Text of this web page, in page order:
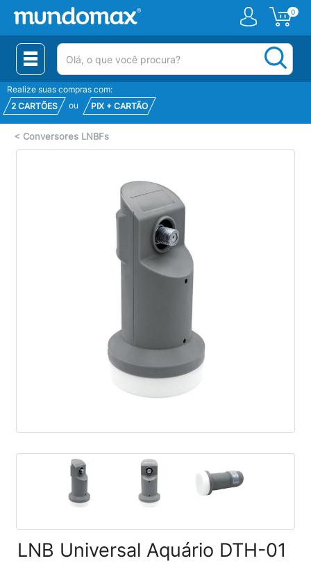
0
(pesquisar)
Realize suas compras com:
2 CARTÕES
ou PIX + CARTÃO
< Conversores LNBFs
LNB Universal Aquário DTH-01